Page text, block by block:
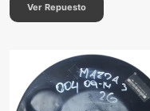
Ver Repuesto